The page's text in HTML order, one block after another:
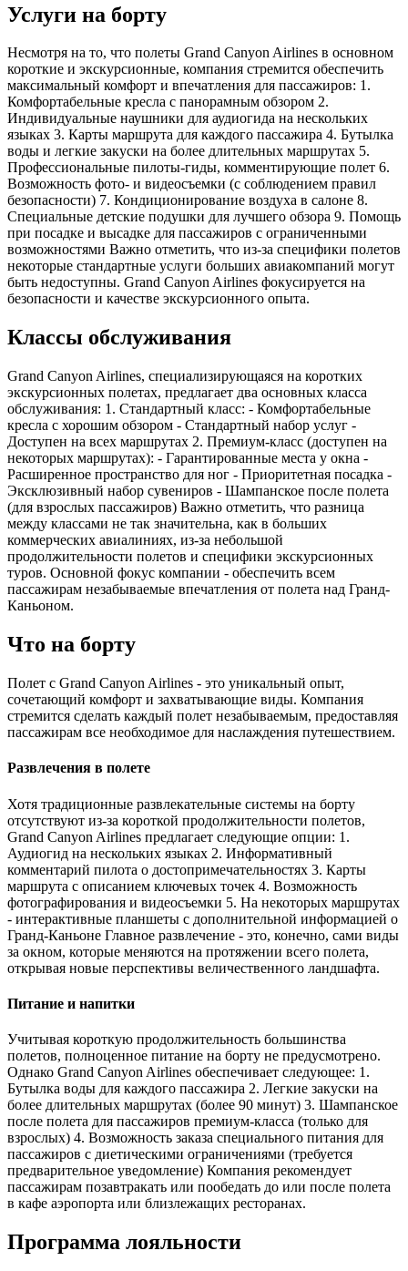
Услуги на борту
Несмотря на то, что полеты Grand Canyon Airlines в основном
короткие и экскурсионные, компания стремится обеспечить
максимальный комфорт и впечатления для пассажиров: 1.
Комфортабельные кресла с панорамным обзором 2.
Индивидуальные наушники для аудиогида на нескольких
языках 3. Карты маршрута для каждого пассажира 4. Бутылка
воды и легкие закуски на более длительных маршрутах 5.
Профессиональные пилоты-гиды, комментирующие полет 6.
Возможность фото- и видеосъемки (с соблюдением правил
безопасности) 7. Кондиционирование воздуха в салоне 8.
Специальные детские подушки для лучшего обзора 9. Помощь
при посадке и высадке для пассажиров с ограниченными
возможностями Важно отметить, что из-за специфики полетов
некоторые стандартные услуги больших авиакомпаний могут
быть недоступны. Grand Canyon Airlines фокусируется на
безопасности и качестве экскурсионного опыта.
Классы обслуживания
Grand Canyon Airlines, специализирующаяся на коротких
экскурсионных полетах, предлагает два основных класса
обслуживания: 1. Стандартный класс: - Комфортабельные
кресла с хорошим обзором - Стандартный набор услуг -
Доступен на всех маршрутах 2. Премиум-класс (доступен на
некоторых маршрутах): - Гарантированные места у окна -
Расширенное пространство для ног - Приоритетная посадка -
Эксклюзивный набор сувениров - Шампанское после полета
(для взрослых пассажиров) Важно отметить, что разница
между классами не так значительна, как в больших
коммерческих авиалиниях, из-за небольшой
продолжительности полетов и специфики экскурсионных
туров. Основной фокус компании - обеспечить всем
пассажирам незабываемые впечатления от полета над Гранд-
Каньоном.
Что на борту
Полет с Grand Canyon Airlines - это уникальный опыт,
сочетающий комфорт и захватывающие виды. Компания
стремится сделать каждый полет незабываемым, предоставляя
пассажирам все необходимое для наслаждения путешествием.
Развлечения в полете
Хотя традиционные развлекательные системы на борту
отсутствуют из-за короткой продолжительности полетов,
Grand Canyon Airlines предлагает следующие опции: 1.
Аудиогид на нескольких языках 2. Информативный
комментарий пилота о достопримечательностях 3. Карты
маршрута с описанием ключевых точек 4. Возможность
фотографирования и видеосъемки 5. На некоторых маршрутах
- интерактивные планшеты с дополнительной информацией о
Гранд-Каньоне Главное развлечение - это, конечно, сами виды
за окном, которые меняются на протяжении всего полета,
открывая новые перспективы величественного ландшафта.
Питание и напитки
Учитывая короткую продолжительность большинства
полетов, полноценное питание на борту не предусмотрено.
Однако Grand Canyon Airlines обеспечивает следующее: 1.
Бутылка воды для каждого пассажира 2. Легкие закуски на
более длительных маршрутах (более 90 минут) 3. Шампанское
после полета для пассажиров премиум-класса (только для
взрослых) 4. Возможность заказа специального питания для
пассажиров с диетическими ограничениями (требуется
предварительное уведомление) Компания рекомендует
пассажирам позавтракать или пообедать до или после полета
в кафе аэропорта или близлежащих ресторанах.
Программа лояльности